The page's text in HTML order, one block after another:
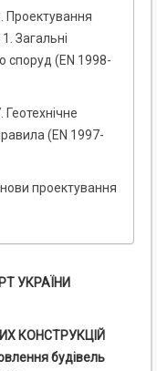
Проектування
Загальні
споруд (EN 1998-
(EN 1997-
проектування
УКРАЇНИ
КОНСТРУКЦІЙ
будівель